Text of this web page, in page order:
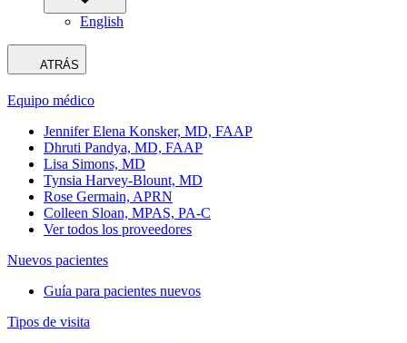
English
ATRÁS
Equipo médico
Jennifer Elena Konsker, MD, FAAP
Dhruti Pandya, MD, FAAP
Lisa Simons, MD
Tynsia Harvey-Blount, MD
Rose Germain, APRN
Colleen Sloan, MPAS, PA-C
Ver todos los proveedores
Nuevos pacientes
Guía para pacientes nuevos
Tipos de visita